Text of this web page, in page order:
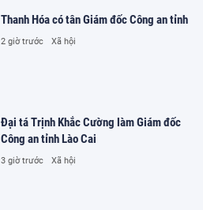
Thanh Hóa có tân Giám đốc Công an tỉnh
2 giờ trước Xã hội
Đại tá Trịnh Khắc Cường làm Giám đốc
Công an tỉnh Lào Cai
3 giờ trước Xã hội